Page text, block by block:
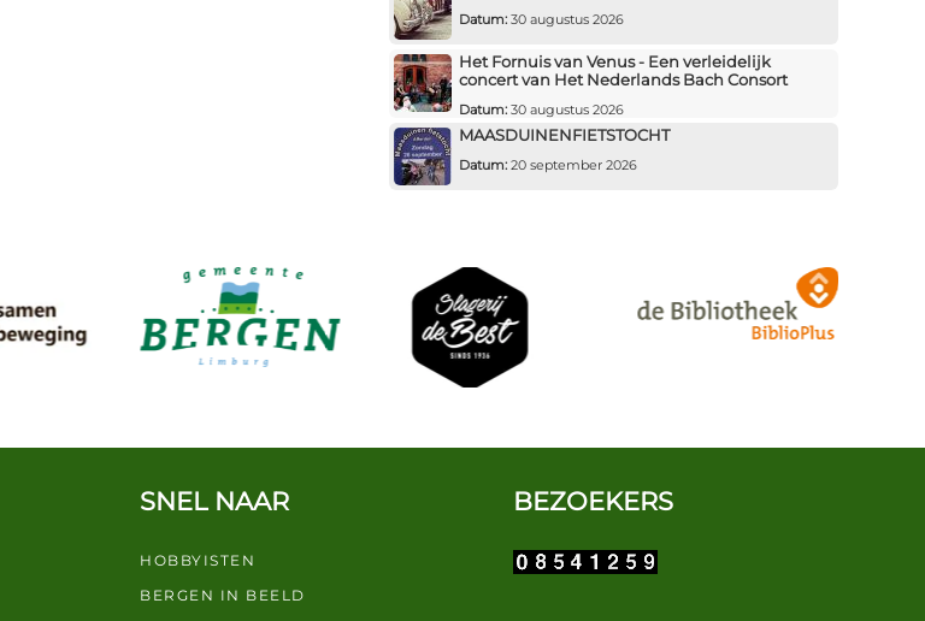
Datum:30 augustus 2026
Het Fornuis van Venus - Een verleidelijk
concert van Het Nederlands Bach Consort
Datum:30 augustus 2026
MAASDUINENFIETSTOCHT
Datum:20 september 2026
SNEL NAAR
HOBBYISTEN
BERGEN IN BEELD
BEZOEKERS